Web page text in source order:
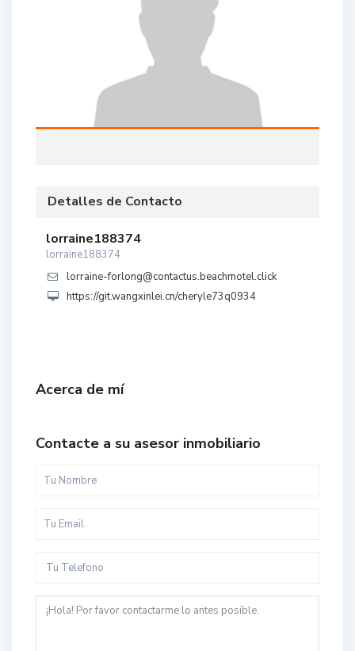
Detalles de Contacto
lorraine188374
lorraine188374
lorraine-forlong@contactus.beachmotel.click
https://git.wangxinlei.cn/cheryle73q0934
Acerca de mí
Contacte a su asesor inmobiliario